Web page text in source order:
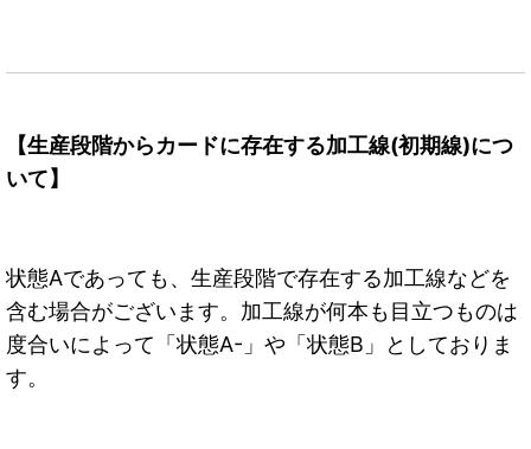
【生産段階からカードに存在する加工線(初期線)につ
いて】
状態Aであっても、生産段階で存在する加工線などを
含む場合がございます。加工線が何本も目立つものは
度合いによって「状態A-」や「状態B」としておりま
す。